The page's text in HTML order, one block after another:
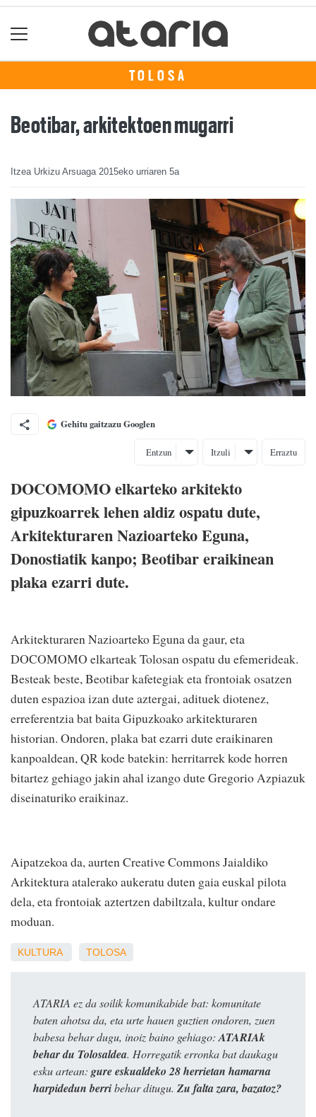
TOLOSA
Beotibar, arkitektoen mugarri
Itzea Urkizu Arsuaga 2015eko urriaren 5a
Gehitu gaitzazu Googlen
Entzun Itzuli Erraztu
DOCOMOMO elkarteko arkitekto
gipuzkoarrek lehen aldiz ospatu dute,
Arkitekturaren Nazioarteko Eguna,
Donostiatik kanpo; Beotibar eraikinean
plaka ezarri dute.
Arkitekturaren Nazioarteko Eguna da gaur, eta
DOCOMOMO elkarteak Tolosan ospatu du efemerideak.
Besteak beste, Beotibar kafetegiak eta frontoiak osatzen
duten espazioa izan dute aztergai, adituek diotenez,
erreferentzia bat baita Gipuzkoako arkitekturaren
historian. Ondoren, plaka bat ezarri dute eraikinaren
kanpoaldean, QR kode batekin: herritarrek kode horren
bitartez gehiago jakin ahal izango dute Gregorio Azpiazuk
diseinaturiko eraikinaz.
Aipatzekoa da, aurten Creative Commons Jaialdiko
Arkitektura atalerako aukeratu duten gaia euskal pilota
dela, eta frontoiak aztertzen dabiltzala, kultur ondare
moduan.
KULTURA TOLOSA
ATARIA ez da soilik komunikabide bat: komunitate
baten ahotsa da, eta urte hauen guztien ondoren, zuen
babesa behar dugu, inoiz baino gehiago: ATARIAk
behar du Tolosaldea. Horregatik erronka bat daukagu
esku artean: gure eskualdeko 28 herrietan hamarna
harpidedun berribehar ditugu. Zu falta zara, bazatoz?